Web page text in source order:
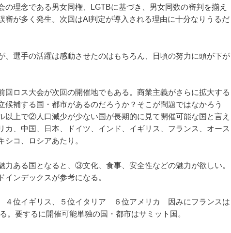
の理念である男女同権、LGTBに基づき、男女同数の審判を揃え
審が多く発生。次回はAI判定が導入される理由に十分なりうるだ
、選手の活躍は感動させたのはもちろん、日頃の努力に頭が下が
回ロス大会が次回の開催地でもある。商業主義がさらに拡大する
補する国・都市があるのだろうか？そこが問題ではなかろう
上で②人口減少が少ない国が長期的に見て開催可能な国と言え
カ、中国、日本、ドイツ、インド、イギリス、フランス、オース
シコ、ロシアあたり。
力ある国となると、③文化、食事、安全性などの魅力が欲しい。
ンデックスが参考になる。
４位イギリス、５位イタリア ６位アメリカ 因みにフランスは
。要するに開催可能単独の国・都市はサミット国。